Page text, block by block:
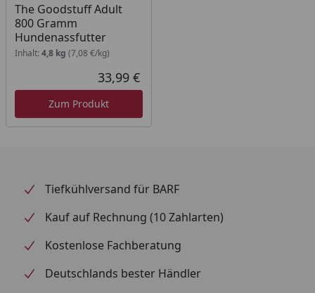
The Goodstuff Adult
800 Gramm
Hundenassfutter
Inhalt: 4,8 kg (7,08 €/kg)
Aktueller Preis
33,99 €
Zum Produkt
Tiefkühlversand für BARF
Kauf auf Rechnung (10 Zahlarten)
Kostenlose Fachberatung
Deutschlands bester Händler